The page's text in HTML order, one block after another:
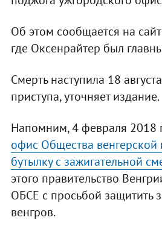
Об этом сообщается на
где Оксенрайтер был
Смерть наступила 18
приступа, уточняет издание.
Напомним, 4 февраля 2018
офис Общества венгерской
бутылку с зажигательной
этого правительство
ОБСЕ с просьбой защитить
венгров.